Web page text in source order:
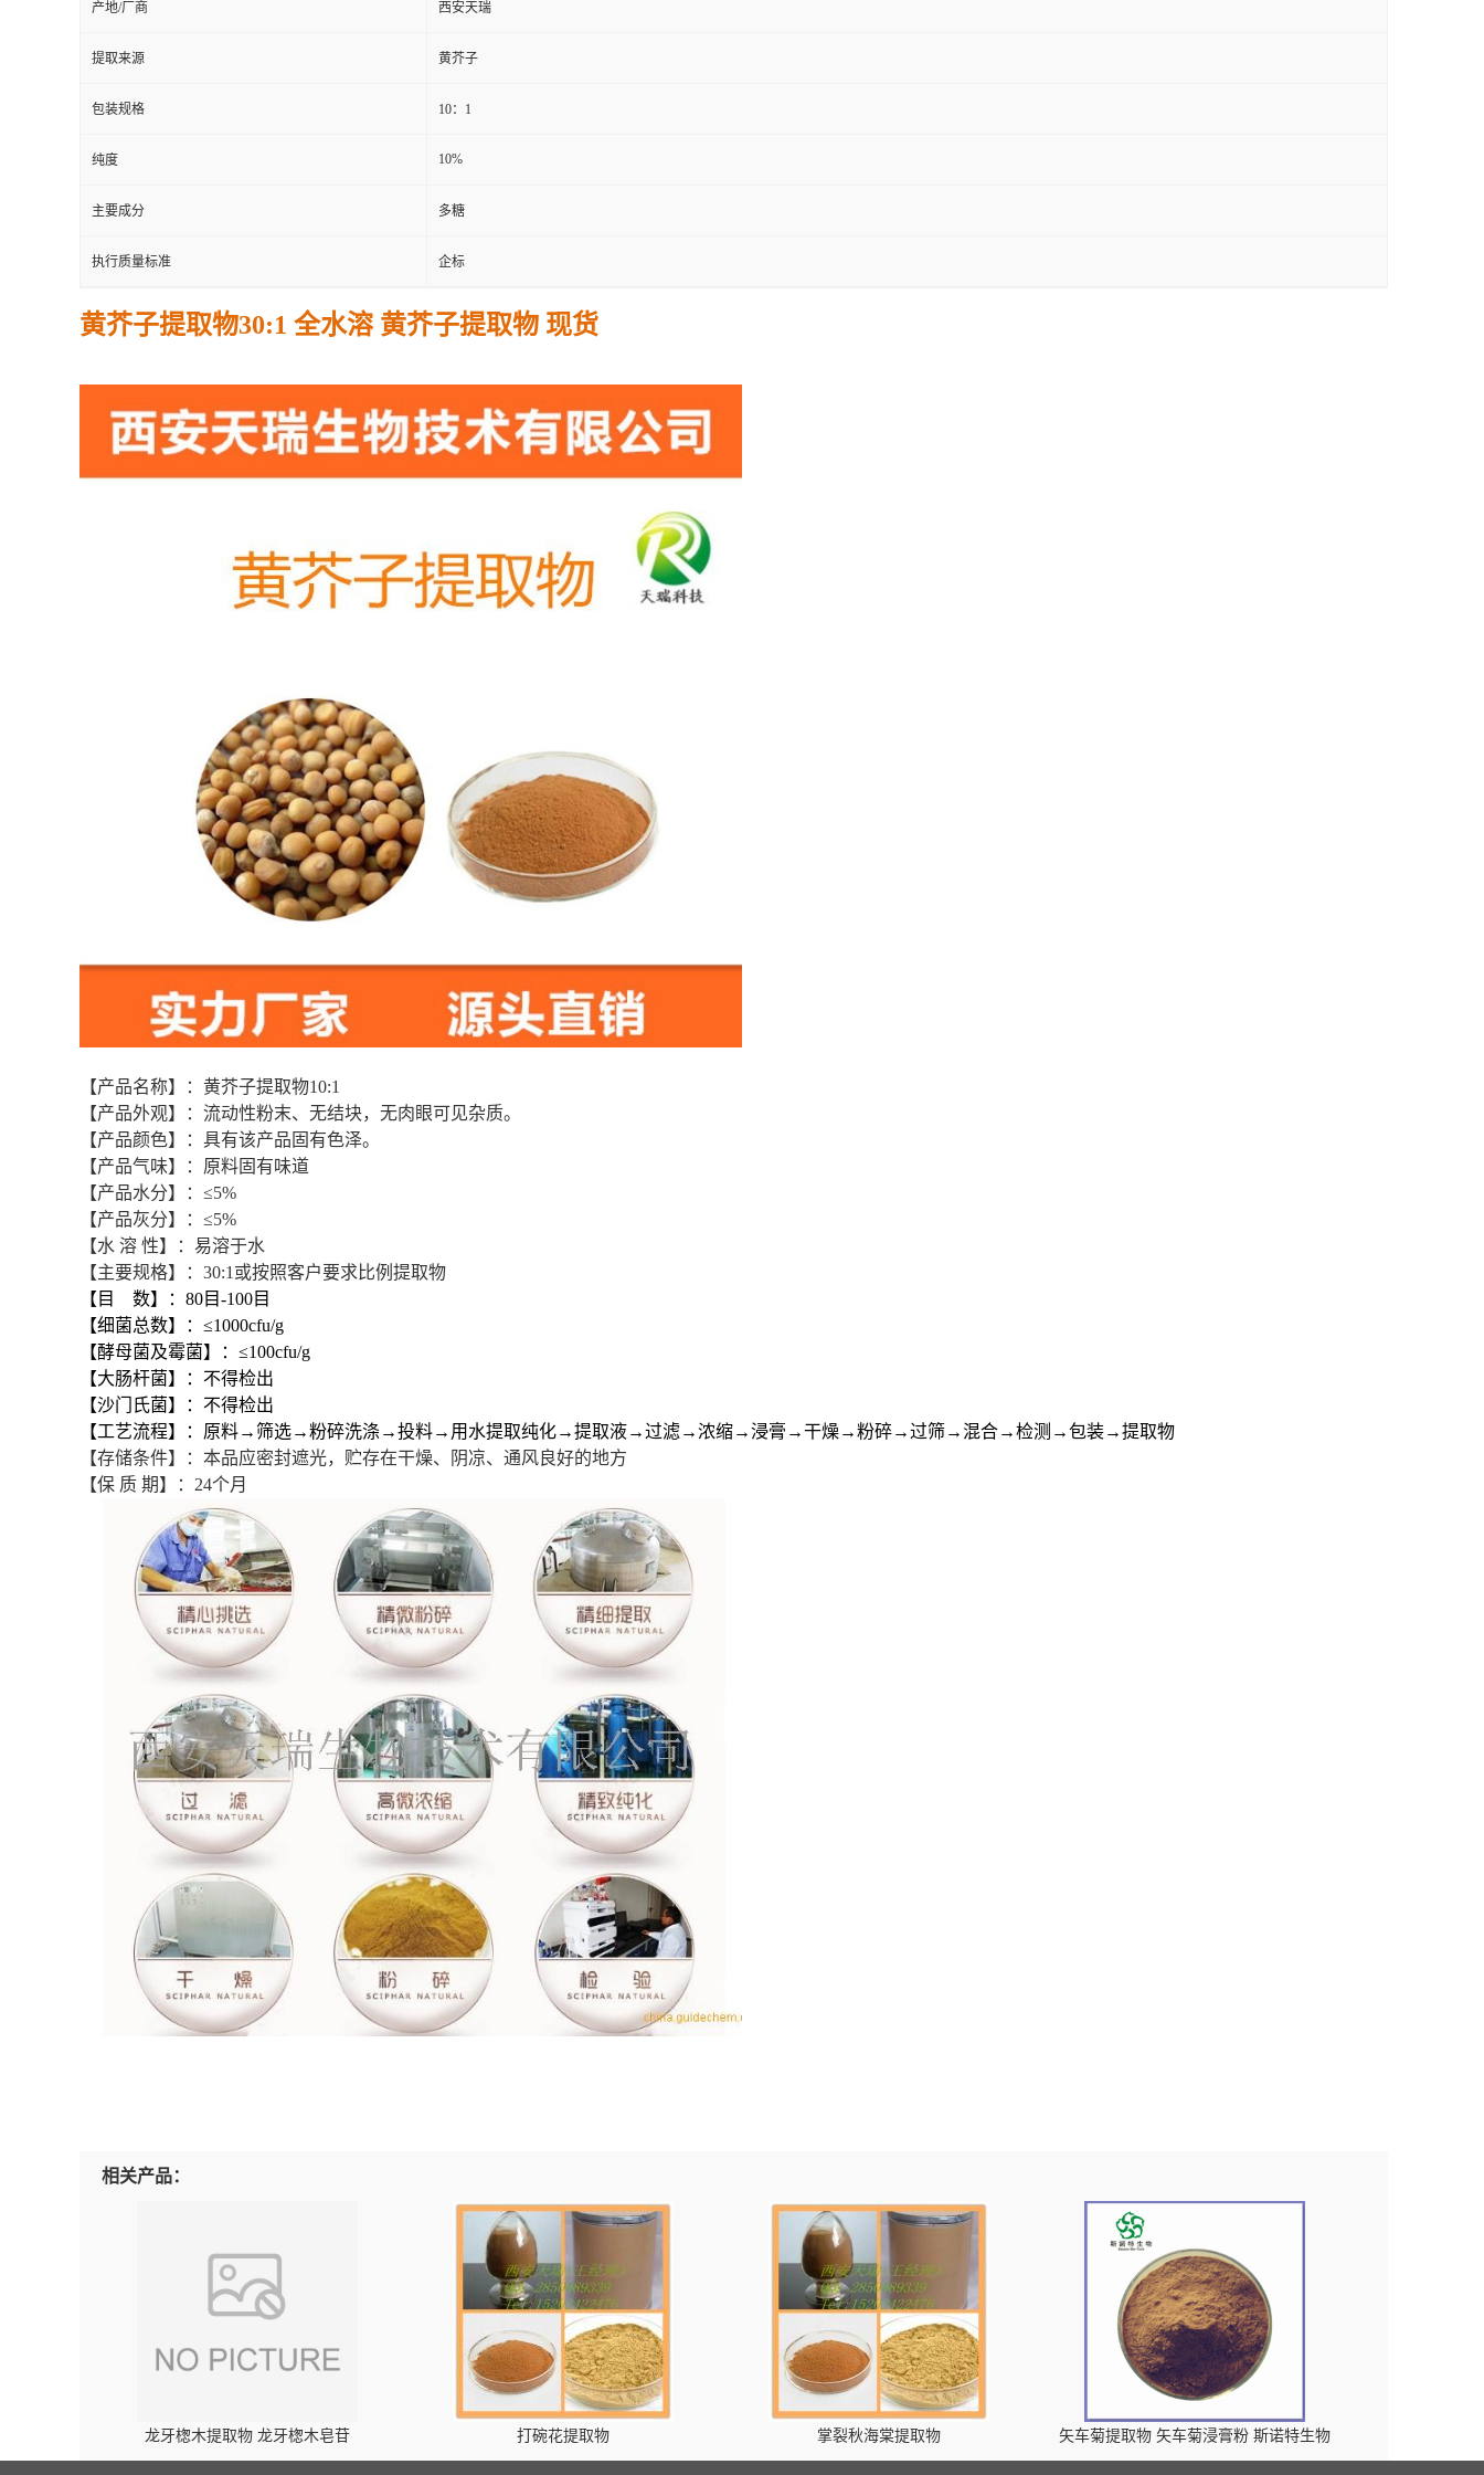
产地/厂商 西安天瑞
提取来源 黄芥子
包装规格 10：1
纯度 10%
主要成分 多糖
执行质量标准 企标
黄芥子提取物30:1 全水溶 黄芥子提取物 现货
【产品名称】：黄芥子提取物10:1
【产品外观】：流动性粉末、无结块，无肉眼可见杂质。
【产品颜色】：具有该产品固有色泽。
【产品气味】：原料固有味道
【产品水分】：≤5%
【产品灰分】：≤5%
【水 溶 性】：易溶于水
【主要规格】：30:1或按照客户要求比例提取物
【目 数】：80目-100目
【细菌总数】：≤1000cfu/g
【酵母菌及霉菌】： ≤100cfu/g
【大肠杆菌】： 不得检出
【沙门氏菌】：不得检出
【工艺流程】：原料→筛选→粉碎洗涤→投料→用水提取纯化→提取液→过滤→浓缩→浸膏→干燥→粉碎→过筛→混合→检测→包装→提取物
【存储条件】：本品应密封遮光，贮存在干燥、阴凉、通风良好的地方
【保 质 期】：24个月
相关产品：
龙牙楤木提取物 龙牙楤木皂苷 打碗花提取物 掌裂秋海棠提取物
矢车菊提取物 矢车菊浸膏粉 斯诺特生物
包邮